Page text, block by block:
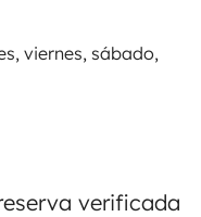
viernes, sábado,
verificada